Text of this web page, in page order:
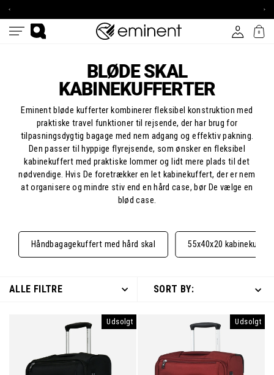
Gå
til
indhold
FRA
SPAR
0
BLØDE SKAL
KABINEKUFFERTER
Eminent bløde kufferter kombinerer fleksibel konstruktion med
praktiske travel funktioner til rejsende, der har brug for
tilpasningsdygtig bagage med nem adgang og effektiv pakning.
Den passer til hyppige flyrejsende, som ønsker en fleksibel
kabinekuffert med praktiske lommer og lidt mere plads til det
nødvendige. Hvis De foretrækker en let kabinekuffert, der er nem
at organisere og mindre stiv end en hård case, bør De vælge en
blød case.
Håndbagagekuffert med hård skal 55x40x20 kabinekuffert
ALLE FILTRE SORT BY:
Udsolgt Udsolgt